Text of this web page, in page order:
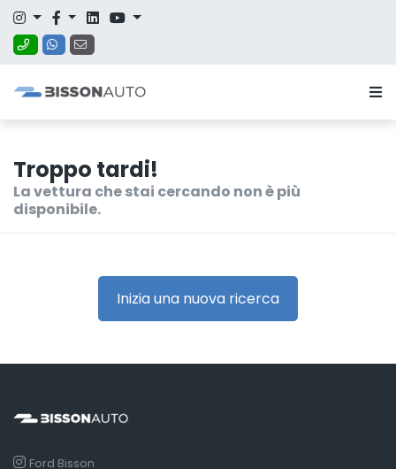
Troppo tardi!
La vettura che stai cercando non è più
disponibile.
Inizia una nuova ricerca
Ford Bisson